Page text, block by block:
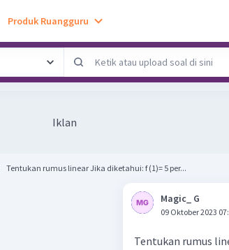
Produk Ruangguru
Iklan
Tentukan rumus linear Jika diketahui: f (1)= 5 per...
Magic_ G
09 Oktober 2023
Tentukan rumus